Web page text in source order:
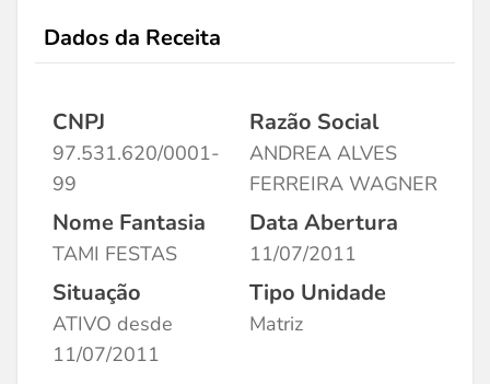
Dados da Receita
CNPJ
97.531.620/0001-
99
Razão Social
ANDREA ALVES
FERREIRA WAGNER
Nome Fantasia
TAMI FESTAS
Data Abertura
11/07/2011
Situação
ATIVO desde
11/07/2011
Tipo Unidade
Matriz